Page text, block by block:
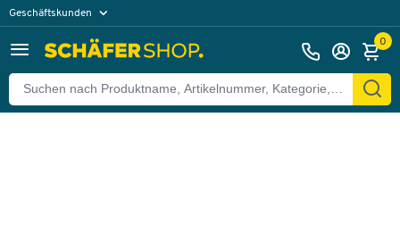
Geschäftskunden
0
Zurück